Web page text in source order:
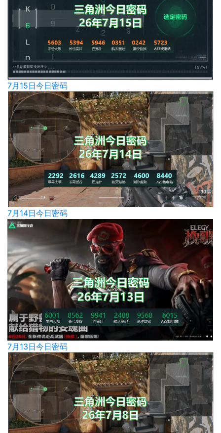
7月15日今日密码
7月14日今日密码
7月13日今日密码